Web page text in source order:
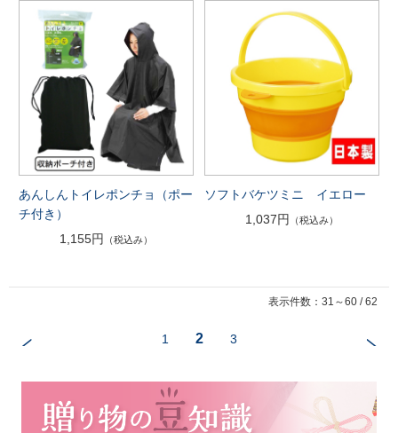
あんしんトイレポンチョ（ポー
チ付き）
1,155円 （税込み）
ソフトバケツミニ イエロー
1,037円
（税込み）
表示件数：31～60 / 62
1 2 3